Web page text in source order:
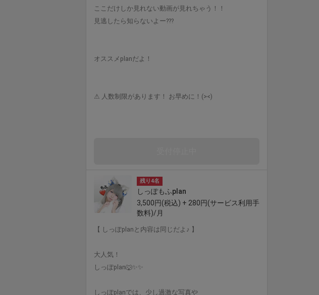
ここだけしか見れない動画が見れちゃう！！
見逃したら知らないよー???
オススメplanだよ！
⚠︎ 人数制限があります！ お早めに！(><)
残り4名
しっぽもふplan
3,500円(税込) + 280円(サービス利用手
数料)/月
【 しっぽplanと内容は同じだよ♪ 】
大人気！
しっぽplan🐺✨✨
しっぽplanでは、少し過激な写真や